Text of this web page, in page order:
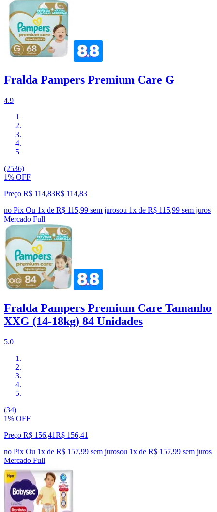
Fralda Pampers Premium Care G
4.9
(2536)
1% OFF
Preço R$ 114,83R$ 114,83
no Pix Ou 1x de R$ 115,99 sem jurosou 1x de R$ 115,99 sem juros
Mercado Full
Fralda Pampers Premium Care Tamanho
XXG (14-18kg) 84 Unidades
5.0
(34)
1% OFF
Preço R$ 156,41R$ 156,41
no Pix Ou 1x de R$ 157,99 sem jurosou 1x de R$ 157,99 sem juros
Mercado Full